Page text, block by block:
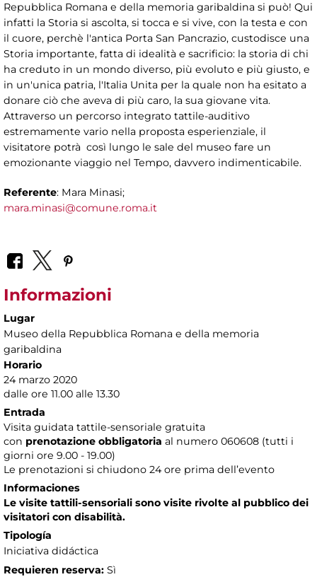
Repubblica Romana e della memoria garibaldina si può! Qui
infatti la Storia si ascolta, si tocca e si vive, con la testa e con
il cuore, perchè l'antica Porta San Pancrazio, custodisce una
Storia importante, fatta di idealità e sacrificio: la storia di chi
ha creduto in un mondo diverso, più evoluto e più giusto, e
in un'unica patria, l'Italia Unita per la quale non ha esitato a
donare ciò che aveva di più caro, la sua giovane vita.
Attraverso un percorso integrato tattile-auditivo
estremamente vario nella proposta esperienziale, il
visitatore potrà così lungo le sale del museo fare un
emozionante viaggio nel Tempo, davvero indimenticabile.
Referente: Mara Minasi;
mara.minasi@comune.roma.it
Informazioni
Lugar
Museo della Repubblica Romana e della memoria
garibaldina
Horario
24 marzo 2020
dalle ore 11.00 alle 13.30
Entrada
Visita guidata tattile-sensoriale gratuita
con prenotazione obbligatoria al numero 060608 (tutti i
giorni ore 9.00 - 19.00)
Le prenotazioni si chiudono 24 ore prima dell’evento
Informaciones
Le visite tattili-sensoriali sono visite rivolte al pubblico dei
visitatori con disabilità.
Tipología
Iniciativa didáctica
Requieren reserva: Sì